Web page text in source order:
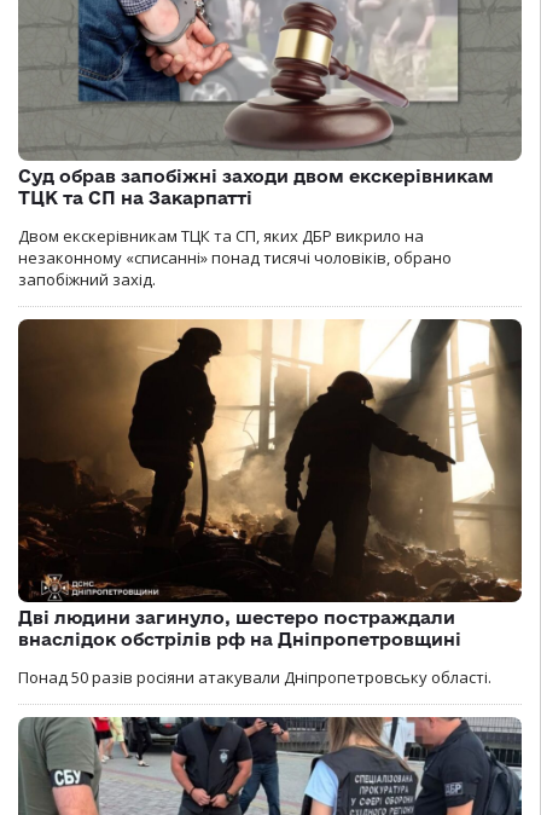
Суд обрав запобіжні заходи двом екскерівникам
ТЦК та СП на Закарпатті
Двом екскерівникам ТЦК та СП, яких ДБР викрило на
незаконному «списанні» понад тисячі чоловіків, обрано
запобіжний захід.
Дві людини загинуло, шестеро постраждали
внаслідок обстрілів рф на Дніпропетровщині
Понад 50 разів росіяни атакували Дніпропетровську області.